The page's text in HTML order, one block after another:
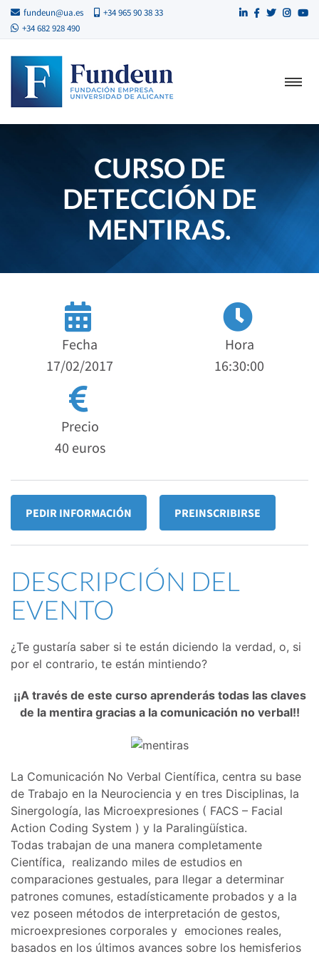
fundeun@ua.es
+34 965 90 38 33
+34 682 928 490
CURSO DE
DETECCIÓN DE
MENTIRAS.
Fecha
17/02/2017
Hora
16:30:00
Precio
40 euros
PEDIR INFORMACIÓN PREINSCRIBIRSE
DESCRIPCIÓN DEL
EVENTO
¿Te gustaría saber si te están diciendo la verdad, o, si
por el contrario, te están mintiendo?
¡¡A través de este curso aprenderás todas las claves
de la mentira gracias a la comunicación no verbal!!
La Comunicación No Verbal Científica, centra su base
de Trabajo en la Neurociencia y en tres Disciplinas, la
Sinergología, las Microexpresiones ( FACS – Facial
Action Coding System ) y la Paralingüística.
Todas trabajan de una manera completamente
Científica, realizando miles de estudios en
comparaciones gestuales, para llegar a determinar
patrones comunes, estadísticamente probados y a la
vez poseen métodos de interpretación de gestos,
microexpresiones corporales y emociones reales,
basados en los últimos avances sobre los hemisferios